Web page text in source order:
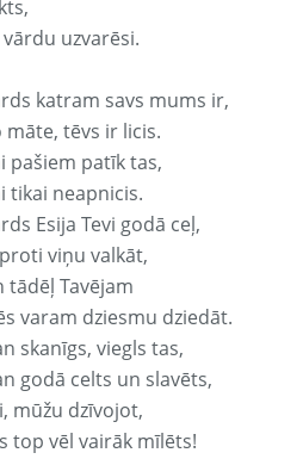
uzvarēsi.
katram savs mums ir,
māte, tēvs ir licis.
pašiem patīk tas,
tikai neapnicis.
Esija Tevi godā ceļ,
proti viņu valkāt,
tādēļ Tavējam
varam dziesmu dziedāt.
skanīgs, viegls tas,
godā celts un slavēts,
mūžu dzīvojot,
top vēl vairāk mīlēts!